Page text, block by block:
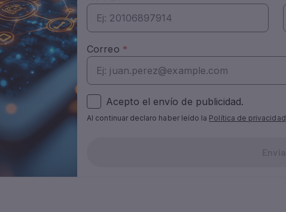
Acepto el envío de publicidad.
Al continuar declaro haber leído la Política de privacidad